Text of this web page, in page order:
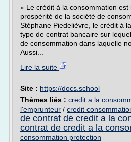
« Le crédit à la consommation
prospérité de la société de
Stéphane Piedelièvre, le crédit à
type de contrat bancaire sur
de consommation dans laquelle
Aussi...
Lire la suite
Site : https://docs.school
Thèmes liés : credit a la
l'emprunteur / credit
de contrat de credit a la
contrat de credit a la
consommation protection